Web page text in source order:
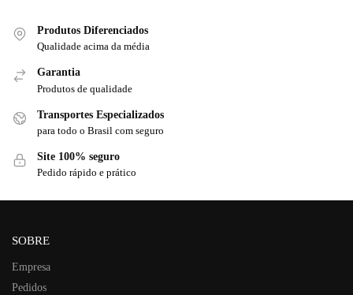
Produtos Diferenciados
Qualidade acima da média
Garantia
Produtos de qualidade
Transportes Especializados
para todo o Brasil com seguro
Site 100% seguro
Pedido rápido e prático
SOBRE
Empresa
Pedidos